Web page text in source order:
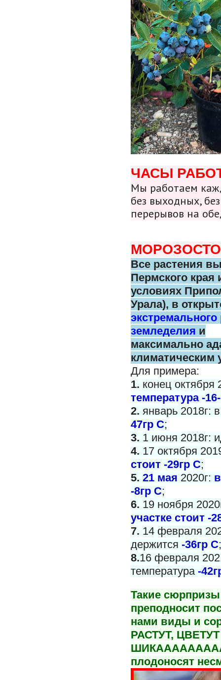
ЧАСЫ
Мы работаем
без выходных,
перерывов на
Все растения
Пермского края
условиях
Урала), в
экстремального
земледелия и
максимально
климатическим
Для примера:
1. конец октября
температура -
2. январь 2018г:
47гр С;
3. 1 июня 2018г:
4. 17 октября
стоит -29гр С;
5. 21 мая 2020г:
-8гр С;
6. 19 ноября
участке стоит -
7. 14 февраля
держится -36гр С;
8.16 февраля
температура -
Такие
преподносит
нами виды и
РАСТУТ,
плодоносят